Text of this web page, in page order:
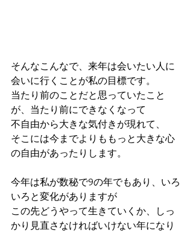
そんなこんなで、来年は会いたい人に
会いに行くことが私の目標です。
当たり前のことだと思っていたこと
が、当たり前にできなくなって
不自由から大きな気付きが現れて、
そこには今までよりももっと大きな心
の自由があったりします。
今年は私が数秘で9の年でもあり、いろ
いろと変化がありますが
この先どうやって生きていくか、しっ
かり見直さなければいけない年になり